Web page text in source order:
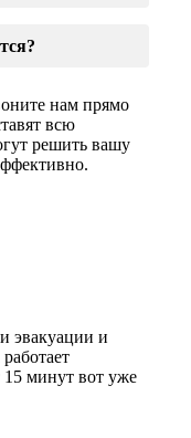
нам прямо
всю
решить вашу
эвакуации и
15 минут вот уже